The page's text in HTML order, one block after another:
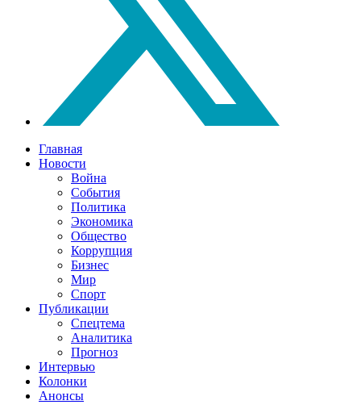
Главная
Новости
Война
События
Политика
Экономика
Общество
Коррупция
Бизнес
Мир
Спорт
Публикации
Спецтема
Аналитика
Прогноз
Интервью
Колонки
Анонсы